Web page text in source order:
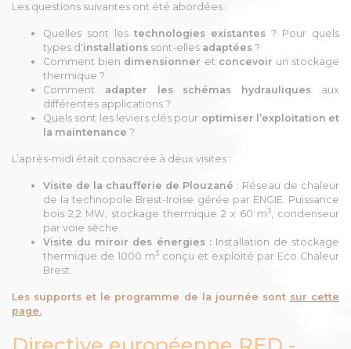
Les questions suivantes ont été abordées :
Quelles sont les technologies existantes ? Pour quels
types d'installations sont-elles adaptées ?
Comment bien dimensionner et concevoir un stockage
thermique ?
Comment adapter les schémas hydrauliques aux
différentes applications ?
Quels sont les leviers clés pour optimiser l’exploitation et
la maintenance ?
L’après-midi était consacrée à deux visites :
Visite de la chaufferie de Plouzané : Réseau de chaleur
de la technopole Brest-Iroise gérée par ENGIE. Puissance
bois 2,2 MW, stockage thermique 2 x 60 m3, condenseur
par voie sèche.
Visite du miroir des énergies :Installation de stockage
thermique de 1000 m3 conçu et exploité par Eco Chaleur
Brest.
Les supports et le programme de la journée sont sur cette
page.